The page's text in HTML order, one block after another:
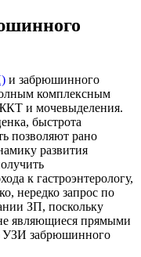
и забрюшинного
комплексным
и мочевыделения.
быстрота
позволяют рано
развития
к гастроэнтерологу,
нередко запрос по
ЗП, поскольку
являющиеся прямыми
УЗИ забрюшинного